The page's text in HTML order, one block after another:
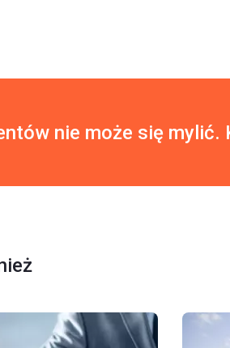
nie może się mylić.